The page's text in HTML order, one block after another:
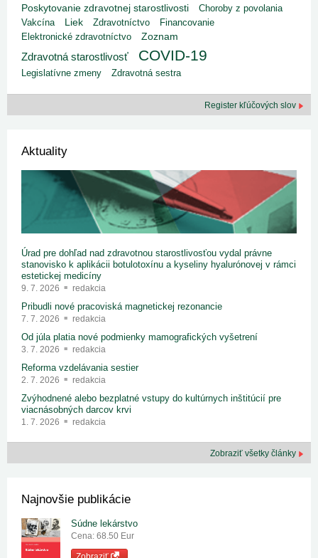
Poskytovanie zdravotnej starostlivosti
Choroby z povolania
Vakcína
Liek Zdravotníctvo
Financovanie
Elektronické zdravotníctvo
Zoznam
Zdravotná starostlivosť COVID-19
Legislatívne zmeny Zdravotná sestra
Register kľúčových slov
Aktuality
Úrad pre dohľad nad zdravotnou starostlivosťou vydal právne
stanovisko k aplikácii botulotoxínu a kyseliny hyalurónovej v rámci
estetickej medicíny
9. 7. 2026 redakcia
Pribudli nové pracoviská magnetickej rezonancie
7. 7. 2026 redakcia
Od júla platia nové podmienky mamografických vyšetrení
3. 7. 2026 redakcia
Reforma vzdelávania sestier
2. 7. 2026 redakcia
Zvýhodnené alebo bezplatné vstupy do kultúrnych inštitúcií pre
viacnásobných darcov krvi
1. 7. 2026 redakcia
Zobraziť všetky články
Najnovšie publikácie
Súdne lekárstvo
Cena: 68.50 Eur